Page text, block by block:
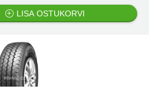
LISA OSTUKORVI